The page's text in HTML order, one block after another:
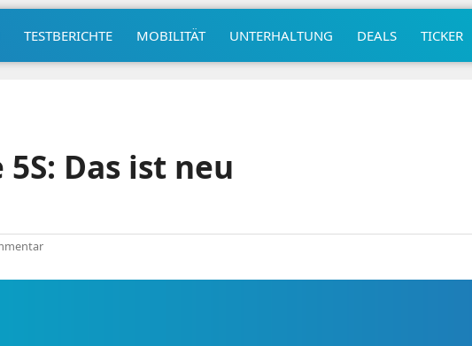
TESTBERICHTE MOBILITÄT UNTERHALTUNG DEALS TICKER
Das ist neu